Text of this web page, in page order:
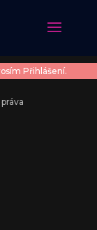
Přihlášení.